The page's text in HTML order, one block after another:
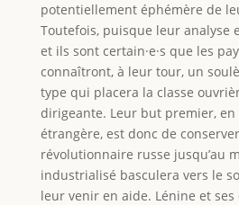
potentiellement éphémère de
Toutefois, puisque leur analyse
et ils sont certain·e·s que les
connaîtront, à leur tour, un
type qui placera la classe
dirigeante. Leur but premier,
étrangère, est donc de
révolutionnaire russe jusqu’au
industrialisé basculera vers le
leur venir en aide. Lénine et